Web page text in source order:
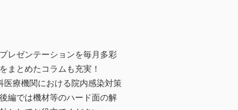
レゼンテーションを毎月多彩
まとめたコラムも充実！
療機関における院内感染対策
編では機材等のハード面の解